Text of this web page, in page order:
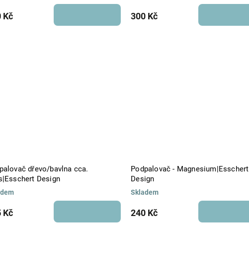
Kč 300 Kč
dřevo/bavlna cca.
Design
Kč
Podpalovač - Magnesium|Esschert
Design
Skladem
240 Kč